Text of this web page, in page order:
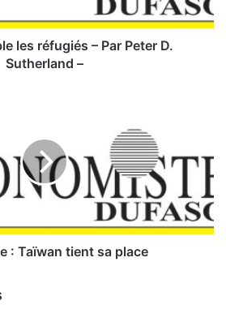
les réfugiés – Par Peter D.
Sutherland –
: Taïwan tient sa place